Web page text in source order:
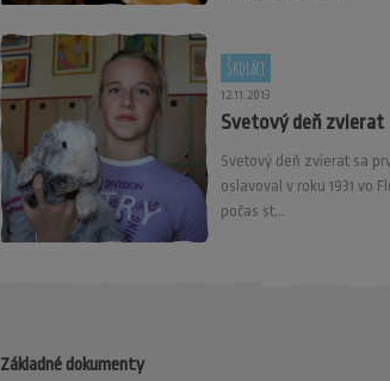
Školáci
12.11.2013
Svetový deň zvierat
Svetový deň zvierat sa
oslavoval v roku 1931 vo
počas st...
Základné dokumenty